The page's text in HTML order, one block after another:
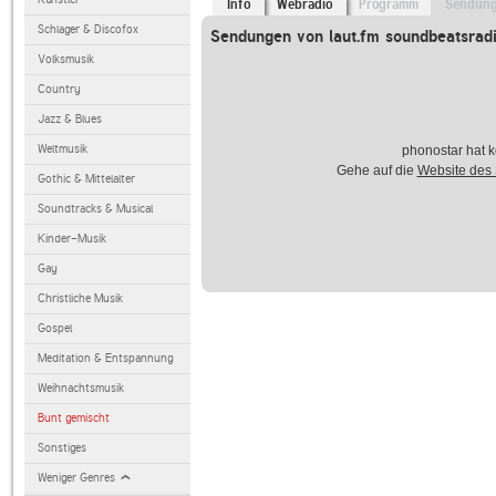
Schlager & Discofox
Volksmusik
Country
Jazz & Blues
Weltmusik
Gothic & Mittelalter
Soundtracks & Musical
Kinder-Musik
Gay
Christliche Musik
Gospel
Meditation & Entspannung
Weihnachtsmusik
Bunt gemischt
Sonstiges
Weniger Genres
Info Webradio Programm
Sendungen von laut.fm
phonostar hat
Gehe auf die Website des